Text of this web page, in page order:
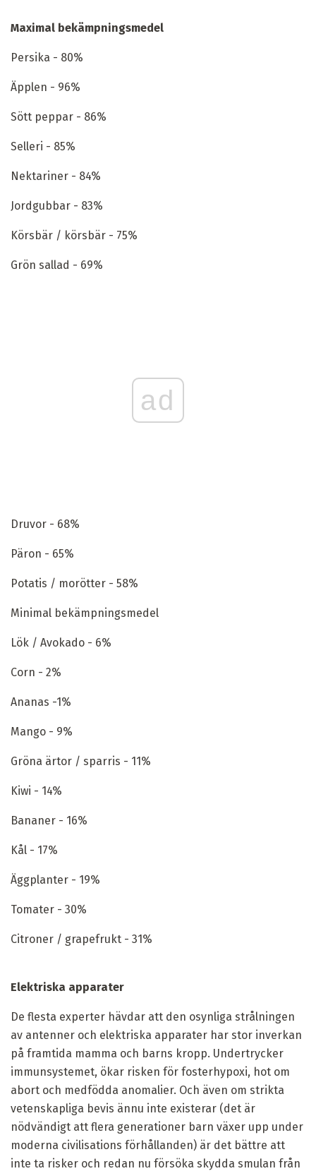
Maximal bekämpningsmedel
Persika - 80%
Äpplen - 96%
Sött peppar - 86%
Selleri - 85%
Nektariner - 84%
Jordgubbar - 83%
Körsbär / körsbär - 75%
Grön sallad - 69%
ad
Druvor - 68%
Päron - 65%
Potatis / morötter - 58%
Minimal bekämpningsmedel
Lök / Avokado - 6%
Corn - 2%
Ananas -1%
Mango - 9%
Gröna ärtor / sparris - 11%
Kiwi - 14%
Bananer - 16%
Kål - 17%
Äggplanter - 19%
Tomater - 30%
Citroner / grapefrukt - 31%
Elektriska apparater
De flesta experter hävdar att den osynliga strålningen
av antenner och elektriska apparater har stor inverkan
på framtida mamma och barns kropp. Undertrycker
immunsystemet, ökar risken för fosterhypoxi, hot om
abort och medfödda anomalier. Och även om strikta
vetenskapliga bevis ännu inte existerar (det är
nödvändigt att flera generationer barn växer upp under
moderna civilisations förhållanden) är det bättre att
inte ta risker och redan nu försöka skydda smulan från